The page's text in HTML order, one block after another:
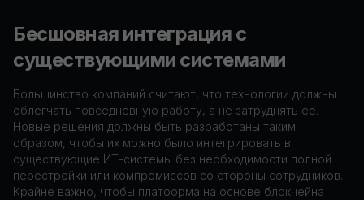
Бесшовная интеграция с
существующими системами
Большинство компаний считают, что технологии должны
облегчать повседневную работу, а не затруднять ее.
Новые решения должны быть разработаны таким
образом, чтобы их можно было интегрировать в
существующие ИТ-системы без необходимости полной
перестройки или компромиссов со стороны сотрудников.
Крайне важно, чтобы платформа на основе блокчейна